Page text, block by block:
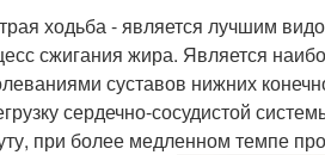
ходьба - является лучшим
сжигания жира. Является
суставов нижних
сердечно-сосудистой
при более медленном темпе